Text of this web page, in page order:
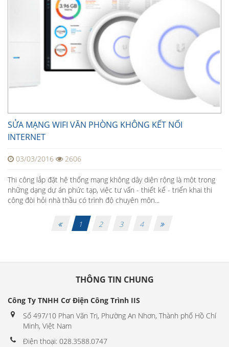
SỬA MẠNG WIFI VĂN PHÒNG KHÔNG KẾT NỐI
INTERNET
03/03/2016 2606
Thi công lắp đặt hệ thống mạng không dây diện rộng là một trong
những dạng dự án phức tạp, việc tư vấn - thiết kế - triển khai thi
công đòi hỏi nhà thầu có trình độ chuyên môn...
1 2 3 4
THÔNG TIN CHUNG
Công Ty TNHH Cơ Điện Công Trình IIS
Số 497/10 Phan Văn Trị, Phường An Nhơn, Thành phố Hồ Chí
Minh, Việt Nam
Điện thoại: 028.3588.0747